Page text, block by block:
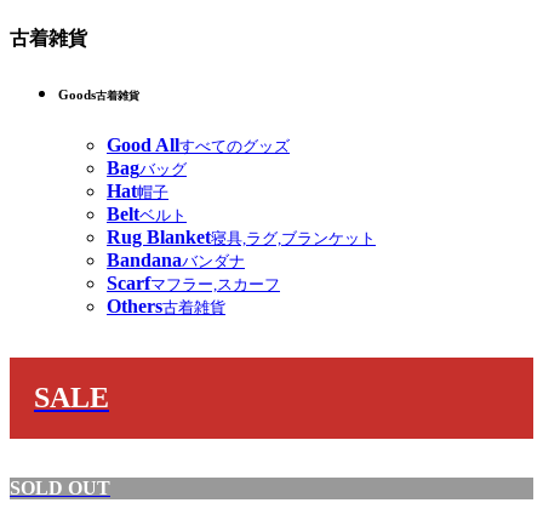
古着雑貨
Goods古着雑貨
Good Allすべてのグッズ
Bagバッグ
Hat帽子
Beltベルト
Rug Blanket寝具,ラグ,ブランケット
Bandanaバンダナ
Scarfマフラー,スカーフ
Others古着雑貨
SALE
SOLD OUT